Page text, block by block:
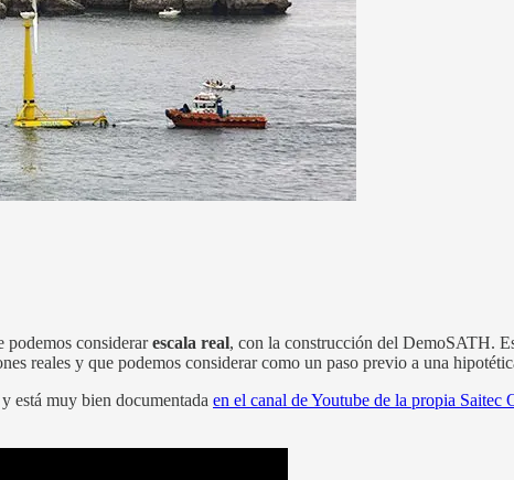
podemos considerarescala real, con la construcción del DemoSATH.
reales y que podemos considerar como un paso previo a una
y está muy bien documentada en el canal de Youtube de la propia Saitec